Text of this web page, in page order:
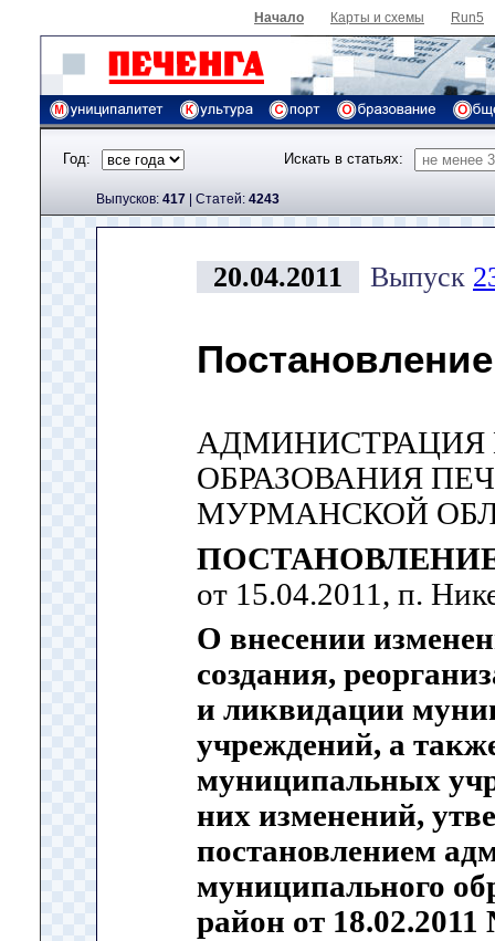
Начало Карты и схемы Run5
Год: Искать в статьях:
Выпусков: 417 | Cтатей: 4243
20.04.2011 Выпуск
ОБРАЗОВАНИЯ
МУРМАНСКОЙ
от 15.04.2011, п.
О внесении
создания,
и ликвидации
учреждений, а
муниципальных
них изменений,
постановлением
муниципального
район от